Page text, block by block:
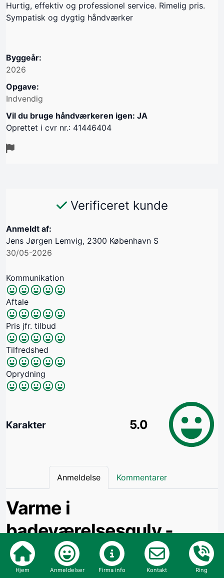
Hurtig, effektiv og professionel service. Rimelig pris.
Sympatisk og dygtig håndværker
Byggeår:
2026
Opgave:
Indvendig
Vil du bruge håndværkeren igen: JA
Oprettet i cvr nr.: 41446404
Verificeret kunde
Anmeldt af:
Jens Jørgen Lemvig, 2300 København S
30/05-2026
Kommunikation
Aftale
Pris jfr. tilbud
Tilfredshed
Oprydning
Karakter 5.0
Anmeldelse Kommentarer
Varme i
badeværelsesgulv -
opsat stikkontakt
Yderst venlig og dygtig elektriker som overholdt alle
Hjem Anmeldelser Firma info Kontakt Ring